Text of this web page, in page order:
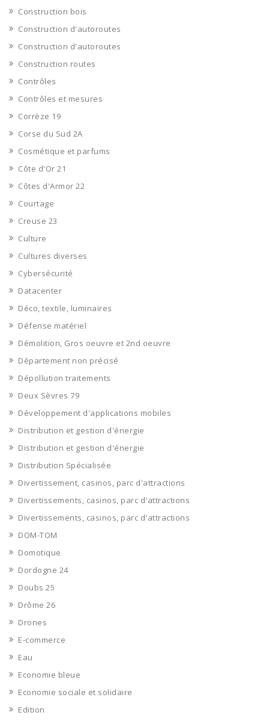
Construction bois
Construction d'autoroutes
Construction d'autoroutes
Construction routes
Contrôles
Contrôles et mesures
Corrèze 19
Corse du Sud 2A
Cosmétique et parfums
Côte d'Or 21
Côtes d'Armor 22
Courtage
Creuse 23
Culture
Cultures diverses
Cybersécurité
Datacenter
Déco, textile, luminaires
Défense matériel
Démolition, Gros oeuvre et 2nd oeuvre
Département non précisé
Dépollution traitements
Deux Sèvres 79
Développement d'applications mobiles
Distribution et gestion d'énergie
Distribution et gestion d'énergie
Distribution Spécialisée
Divertissement, casinos, parc d'attractions
Divertissements, casinos, parc d'attractions
Divertissements, casinos, parc d'attractions
DOM-TOM
Domotique
Dordogne 24
Doubs 25
Drôme 26
Drones
E-commerce
Eau
Economie bleue
Economie sociale et solidaire
Edition